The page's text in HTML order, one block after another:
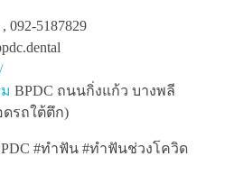
092-5187829
BPDC ถนนกิ่งแก้ว บางพลี
รถใต้ตึก)
#ทำฟัน #ทำฟันช่วงโควิด